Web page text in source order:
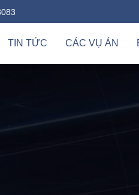
TIN TỨC CÁC VỤ ÁN